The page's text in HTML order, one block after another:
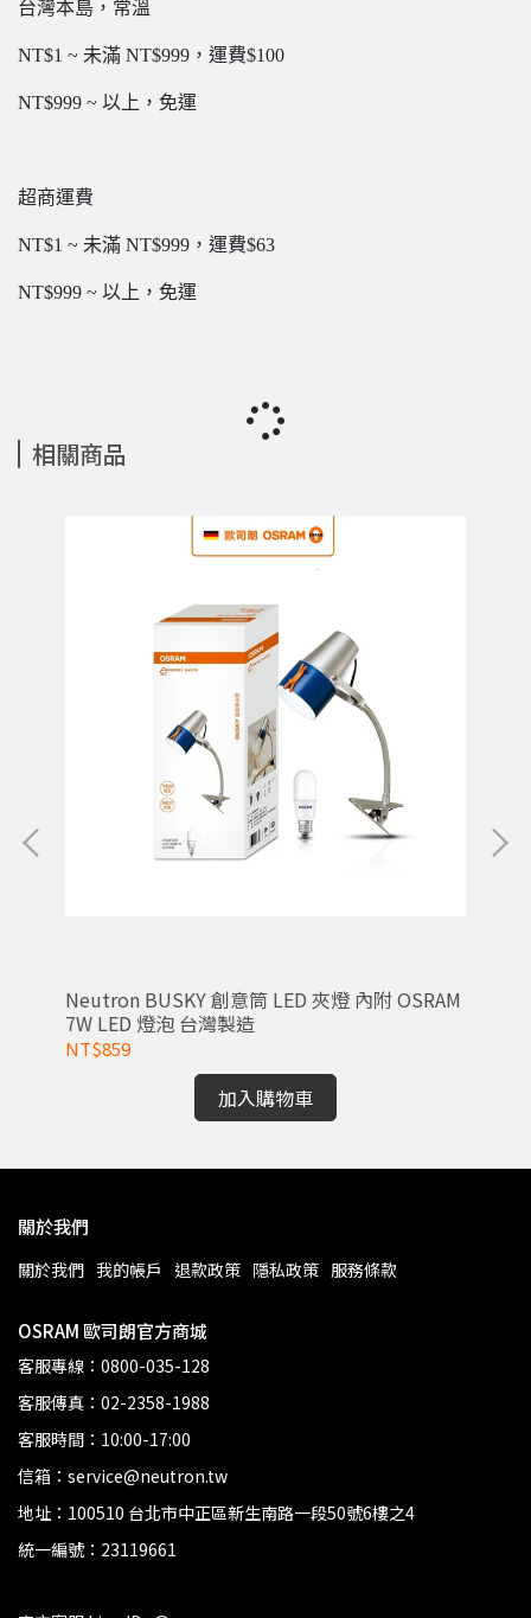
台灣本島，常溫
NT$1 ~ 未滿 NT$999，運費$100
NT$999 ~ 以上，免運
超商運費
NT$1 ~ 未滿 NT$999，運費$63
NT$999 ~ 以上，免運
相關商品
Neutron BUSKY 創意筒 LED 夾燈 內附 OSRAM
7W LED 燈泡 台灣製造
NT$859
加入購物車
關於我們
關於我們 我的帳戶 退款政策 隱私政策 服務條款
OSRAM 歐司朗官方商城
客服專線：0800-035-128
客服傳真：02-2358-1988
客服時間：10:00-17:00
信箱：service@neutron.tw
地址：100510 台北市中正區新生南路一段50號6樓之4
統一編號：23119661